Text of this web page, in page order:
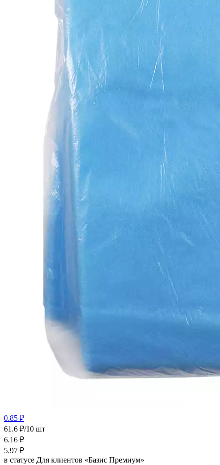
0.85 ₽
61.6 ₽/10 шт
6.16 ₽
5.97 ₽
в статусе Для клиентов «Базис Премиум»